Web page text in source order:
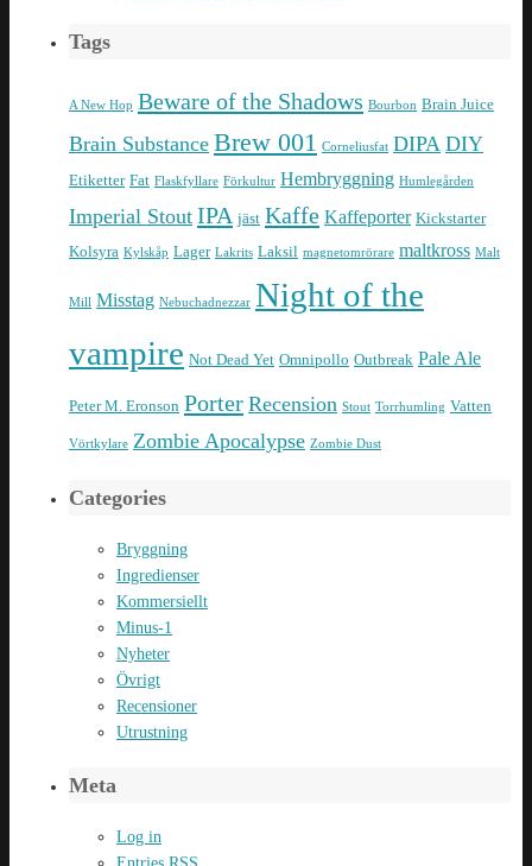
Tags
A New Hop Beware of the Shadows Bourbon Brain Juice
Brain Substance Brew 001 Corneliusfat DIPA DIY
Etiketter Fat Flaskfyllare Förkultur Hembryggning Humlegården
Imperial Stout IPA jäst Kaffe Kaffeporter Kickstarter
Kolsyra Kylskåp Lager Lakrits Laksil magnetomrörare maltkross Malt
Mill Misstag Nebuchadnezzar Night of the
vampire Not Dead Yet Omnipollo Outbreak Pale Ale
Peter M. Eronson Porter Recension Stout Torrhumling Vatten
Vörtkylare Zombie Apocalypse Zombie Dust
Categories
Bryggning
Ingredienser
Kommersiellt
Minus-1
Nyheter
Övrigt
Recensioner
Utrustning
Meta
Log in